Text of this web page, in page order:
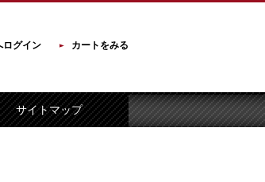
ログイン カートをみる
サイトマップ